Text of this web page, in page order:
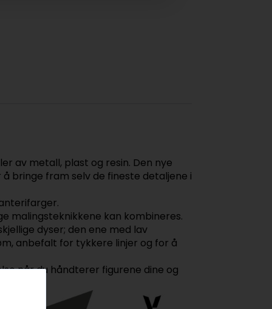
av metall, plast og resin. Den nye
bringe fram selv de fineste detaljene i
malingsteknikkene kan kombineres.
dyser; den ene med lav
anbefalt for tykkere linjer og for å
når du håndterer figurene dine og